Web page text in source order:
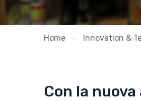
Home Innovation &
Con la